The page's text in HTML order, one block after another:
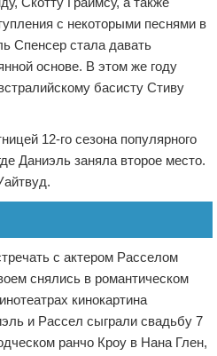
с некоторыми песнями в
Спенсер стала давать
основе. В этом же году
басисту Стиву
12-го сезона популярного
Даниэль заняла второе место.
с актером Расселом
снялись в романтическом
кинокартина
и Рассел сыграли свадьбу 7
ранчо Кроу в Нана Глен,